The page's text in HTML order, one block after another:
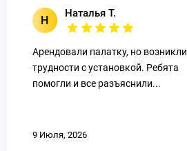
Н
Наталья Т.
Арендовали палатку, но возникли
трудности с установкой. Ребята
помогли и все разъяснили...
9 Июля, 2026